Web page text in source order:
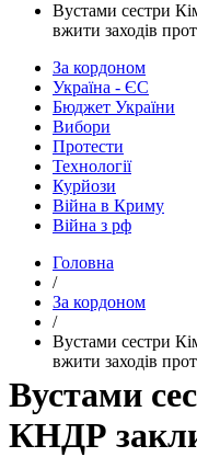
​Вустами сестри
вжити заходів
За кордоном
Україна - ЄС
Бюджет України
Вибори
Протести
Технології
Курйози
Війна в Криму
Війна з рф
Головна
/
За кордоном
/
​Вустами сестри
вжити заходів
​Вустами
КНДР